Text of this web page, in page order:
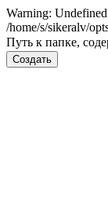
Warning:
/home/s/sikeralv/
Путь к папке,